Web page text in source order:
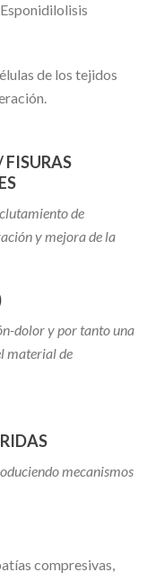
de los tejidos
FISURAS
de
y mejora de la
dolor y por tanto una
material de
mecanismos
compresivas,